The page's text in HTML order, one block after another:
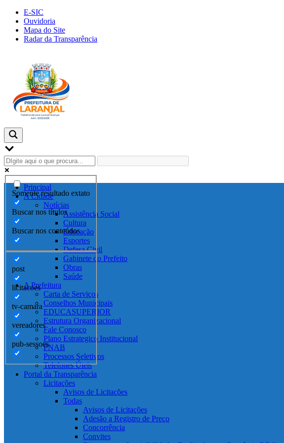
Skip
content
E-SIC
Ouvidoria
Mapa do Site
Radar da Transparência
Somente resultado extato
Buscar nos títulos
Buscar nos conteúdos
post
licitacoes
tv-camara
vereadores
pub-sessoes
Principal
A Cidade
Notícias
Assistência Social
Cultura
Educação
Esportes
Defesa Civil
Gabinete do Prefeito
Obras
Saúde
A Prefeitura
Carta de Serviços
Conselhos Municipais
EDUCASUPERIOR
Estrutura Organizacional
Fale Conosco
Plano Estrategico Institucional
PNAB
Processos Seletivos
Telefones Úteis
Portal da Transparência
Licitações
Avisos de Licitações
Todas
Avisos de Licitações
Adesão a Registro de Preço
Concorrência
Convites